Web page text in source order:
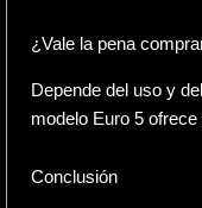
¿Vale la pena
Depende del uso y
modelo Euro 5
Conclusión